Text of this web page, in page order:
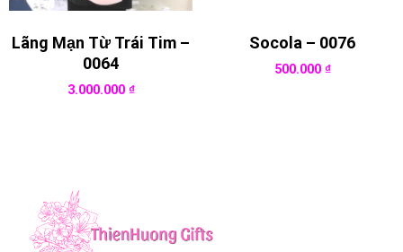
Lãng Mạn Từ Trái Tim –
0064
3.000.000 ₫
Socola – 0076
500.000 ₫